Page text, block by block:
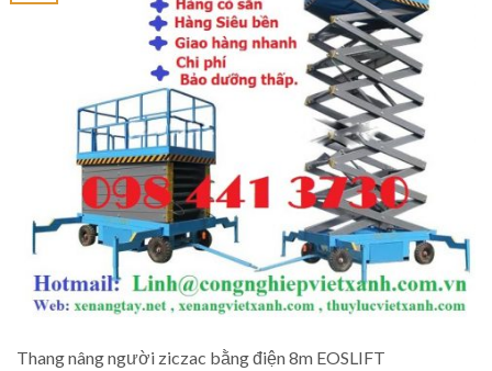
Thang nâng người ziczac bằng điện 8m EOSLIFT